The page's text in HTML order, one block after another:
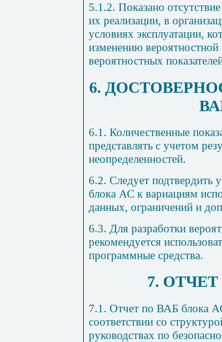
5.1.2. Показано
их реализации, в
условиях эксплуатации,
изменению
вероятностных
6.
6.1. Количественные
представлять с учетом
неопределенностей.
6.2. Следует подтвердить
блока АС к вариациям
данных, ограничений и
6.3. Для разработки
рекомендуется
программные средства.
7.
7.1. Отчет по ВАБ блока
соответствии со
руководствах по